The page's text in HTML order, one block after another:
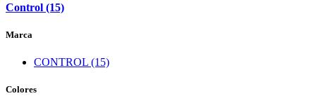
Control (15)
Marca
CONTROL (15)
Colores